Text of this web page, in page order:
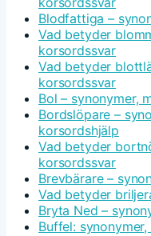
Blodfattiga –
Vad betyder
korsordssvar
Vad betyder
korsordssvar
Bol – synonymer,
Bordslöpare –
korsordshjälp
Vad betyder
korsordssvar
Brevbärare –
Vad betyder
Bryta Ned –
Buffel: